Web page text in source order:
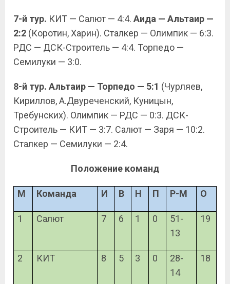
7-й тур. КИТ — Салют — 4:4. Аида — Альтаир —
2:2 (Коротин, Харин). Сталкер — Олимпик — 6:3.
РДС — ДСК-Строитель — 4:4. Торпедо —
Семилуки — 3:0.
8-й тур. Альтаир — Торпедо — 5:1 (Чурляев,
Кириллов, А.Двуреченский, Куницын,
Требунских). Олимпик — РДС — 0:3. ДСК-
Строитель — КИТ — 3:7. Салют — Заря — 10:2.
Сталкер — Семилуки — 2:4.
Положение команд
М Команда И В Н П Р-М О
1 Салют 7 6 1 0
51-
13
19
2 КИТ 8 5 3 0
28-
14
18